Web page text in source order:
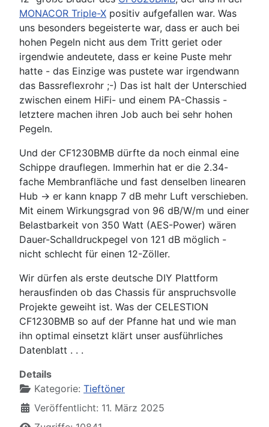
MONACOR Triple-X positiv aufgefallen war. Was
uns besonders begeisterte war, dass er auch bei
hohen Pegeln nicht aus dem Tritt geriet oder
irgendwie andeutete, dass er keine Puste mehr
hatte - das Einzige was pustete war irgendwann
das Bassreflexrohr ;-) Das ist halt der Unterschied
zwischen einem HiFi- und einem PA-Chassis -
letztere machen ihren Job auch bei sehr hohen
Pegeln.
Und der CF1230BMB dürfte da noch einmal eine
Schippe drauflegen. Immerhin hat er die 2.34-
fache Membranfläche und fast denselben linearen
Hub -> er kann knapp 7 dB mehr Luft verschieben.
Mit einem Wirkungsgrad von 96 dB/W/m und einer
Belastbarkeit von 350 Watt (AES-Power) wären
Dauer-Schalldruckpegel von 121 dB möglich -
nicht schlecht für einen 12-Zöller.
Wir dürfen als erste deutsche DIY Plattform
herausfinden ob das Chassis für anspruchsvolle
Projekte geweiht ist. Was der CELESTION
CF1230BMB so auf der Pfanne hat und wie man
ihn optimal einsetzt klärt unser ausführliches
Datenblatt . . .
Details
Kategorie: Tieftöner
Veröffentlicht: 11. März 2025